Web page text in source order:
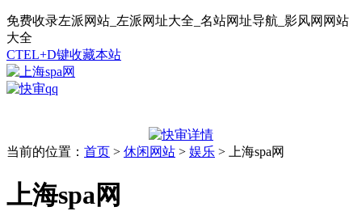
免费收录左派网站_左派网址大全_名站网址导航_影风网网站
大全
CTEL+D键收藏本站
当前的位置： 首页 > 休闲网站 > 娱乐 > 上海spa网
上海spa网